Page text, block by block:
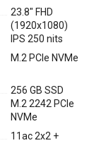
23.8" FHD
(1920x1080)
IPS 250 nits
M.2 PCIe NVMe
256 GB SSD
M.2 2242 PCIe
NVMe
11ac 2x2 +